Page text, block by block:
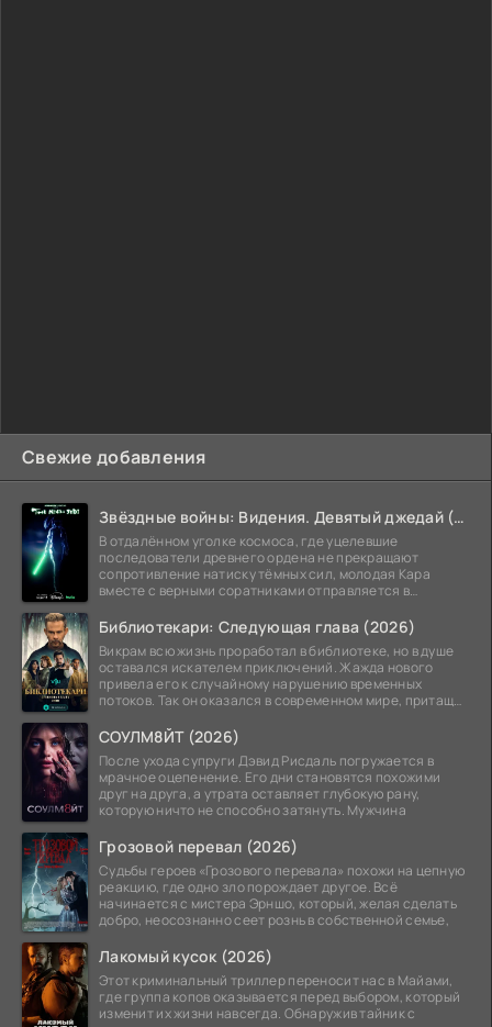
Свежие добавления
Звёздные войны: Видения. Девятый джедай (2026)
В отдалённом уголке космоса, где уцелевшие
последователи древнего ордена не прекращают
сопротивление натиску тёмных сил, молодая Кара
вместе с верными соратниками отправляется в
Библиотекари: Следующая глава (2026)
Викрам всю жизнь проработал в библиотеке, но в душе
оставался искателем приключений. Жажда нового
привела его к случайному нарушению временных
потоков. Так он оказался в современном мире, притащив
СОУЛМ8ЙТ (2026)
После ухода супруги Дэвид Рисдаль погружается в
мрачное оцепенение. Его дни становятся похожими
друг на друга, а утрата оставляет глубокую рану,
которую ничто не способно затянуть. Мужчина
Грозовой перевал (2026)
Судьбы героев «Грозового перевала» похожи на цепную
реакцию, где одно зло порождает другое. Всё
начинается с мистера Эрншо, который, желая сделать
добро, неосознанно сеет рознь в собственной семье,
Лакомый кусок (2026)
Этот криминальный триллер переносит нас в Майами,
где группа копов оказывается перед выбором, который
изменит их жизни навсегда. Обнаружив тайник с